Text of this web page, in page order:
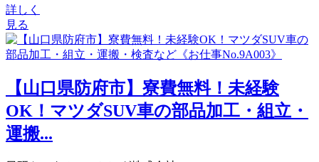
詳しく
見る
【山口県防府市】寮費無料！未経験
OK！マツダSUV車の部品加工・組立・
運搬...